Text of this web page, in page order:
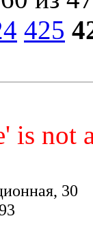
425
is not
30